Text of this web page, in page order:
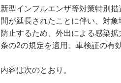
新型インフルエンザ等対策特別
間が延長されたことに伴い、対
防止するため、外出による感染
条の2の規定を適用。車検証の有
内容は次のとおり。